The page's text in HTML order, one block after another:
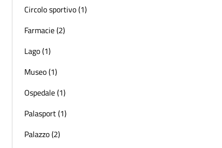
Circolo sportivo (1)
Farmacie (2)
Lago (1)
Museo (1)
Ospedale (1)
Palasport (1)
Palazzo (2)